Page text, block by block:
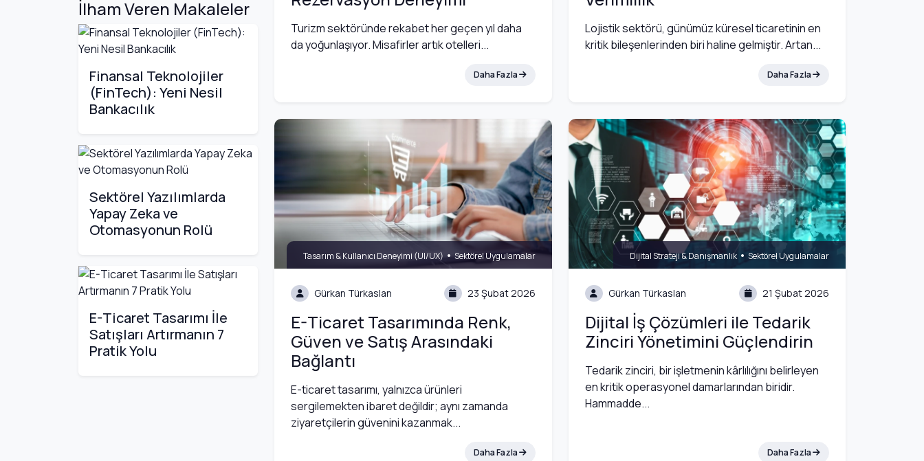
İlham Veren Makaleler
Finansal Teknolojiler
(FinTech): Yeni Nesil
Bankacılık
Sektörel Yazılımlarda
Yapay Zeka ve
Otomasyonun Rolü
E-Ticaret Tasarımı İle
Satışları Artırmanın 7
Pratik Yolu
Turizm sektöründe rekabet her geçen yıl daha
da yoğunlaşıyor. Misafirler artık otelleri...
Daha Fazla
Lojistik sektörü, günümüz küresel ticaretinin en
kritik bileşenlerinden biri haline gelmiştir. Artan...
Daha Fazla
Tasarım & Kullanıcı Deneyimi (UI/UX)•Sektörel Uygulamalar
Gürkan Türkaslan 23 Şubat 2026
E-Ticaret Tasarımında Renk,
Güven ve Satış Arasındaki
Bağlantı
E-ticaret tasarımı, yalnızca ürünleri
sergilemekten ibaret değildir; aynı zamanda
ziyaretçilerin güvenini kazanmak...
Daha Fazla
Dijital Strateji & Danışmanlık • Sektörel Uygulamalar
Gürkan Türkaslan 21 Şubat 2026
Dijital İş Çözümleri ile Tedarik
Zinciri Yönetimini Güçlendirin
Tedarik zinciri, bir işletmenin kârlılığını belirleyen
en kritik operasyonel damarlarından biridir.
Hammadde...
Daha Fazla